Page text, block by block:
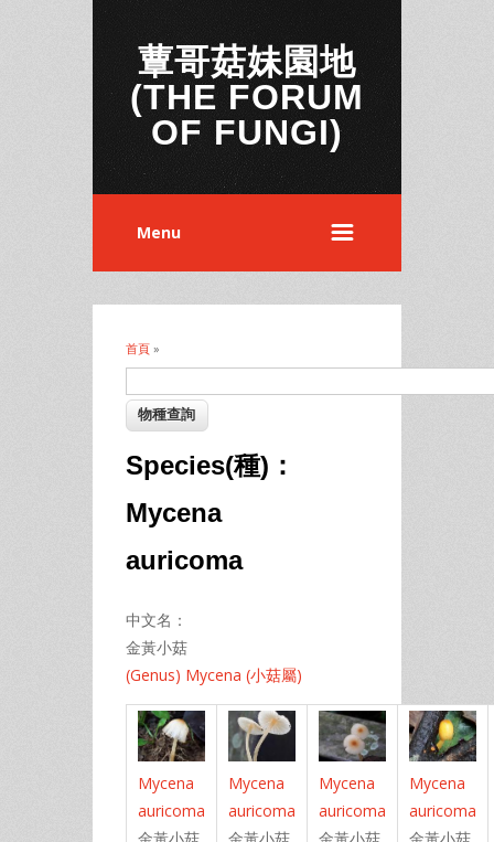
蕈哥菇妹園地
(THE FORUM
OF FUNGI)
Menu
您在這裡
首頁 »
Species(種)：
Mycena
auricoma
中文名：
金黃小菇
(Genus) Mycena (小菇屬)
Mycena
auricoma
Mycena
auricoma
Mycena
auricoma
Mycena
auricoma